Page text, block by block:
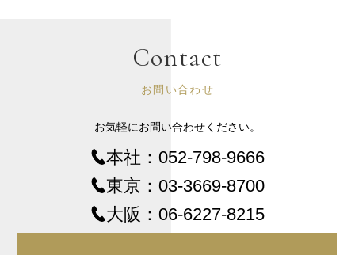
Contact
お問い合わせ
お気軽にお問い合わせください。
本社： 052-798-9666
東京： 03-3669-8700
大阪： 06-6227-8215